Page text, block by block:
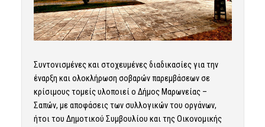
Συντονισμένες και στοχευμένες διαδικασίες για την
έναρξη και ολοκλήρωση σοβαρών παρεμβάσεων σε
κρίσιμους τομείς υλοποιεί ο Δήμος Μαρωνείας –
Σαπών, με αποφάσεις των συλλογικών του οργάνων,
ήτοι του Δημοτικού Συμβουλίου και της Οικονομικής